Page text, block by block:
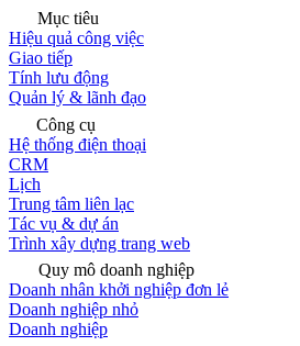
Mục tiêu
Hiệu quả công việc
Giao tiếp
Tính lưu động
Quản lý & lãnh đạo
Công cụ
Hệ thống điện thoại
CRM
Lịch
Trung tâm liên lạc
Tác vụ & dự án
Trình xây dựng trang web
Quy mô doanh nghiệp
Doanh nhân khởi nghiệp đơn lẻ
Doanh nghiệp nhỏ
Doanh nghiệp